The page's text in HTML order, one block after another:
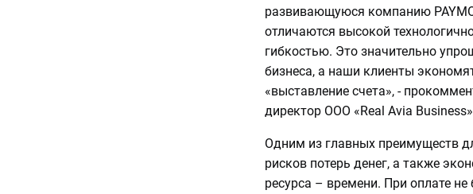
развивающуюся компанию
отличаются высокой
гибкостью. Это значительно
бизнеса, а наши клиенты
«выставление счета», -
директор OOO «Real Avia
Одним из главных преимуществ
рисков потерь денег, а также
ресурса – времени. При оплате